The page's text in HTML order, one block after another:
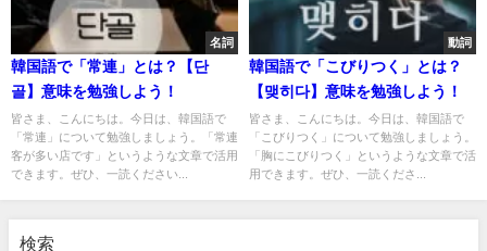
名詞
韓国語で「常連」とは？【단
골】意味を勉強しよう！
皆さま、こんにちは。今日は、韓国語で
「常連」について勉強しましょう。「常連
客が多い店です」というような文章で活用
できます。ぜひ、一読ください...
動詞
韓国語で「こびりつく」とは？
【맺히다】意味を勉強しよう！
皆さま、こんにちは。今日は、韓国語で
「こびりつく」について勉強しましょう。
「胸にこびりつく」というような文章で活
用できます。ぜひ、一読くださ...
検索